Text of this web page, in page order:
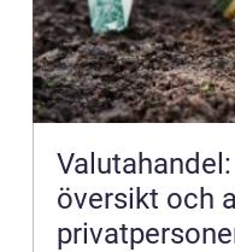
översikt och